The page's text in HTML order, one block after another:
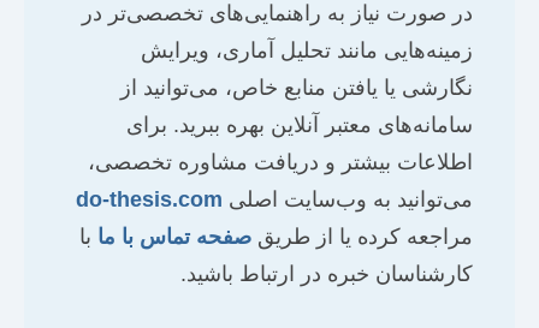
در صورت نیاز به راهنمایی‌های تخصصی‌تر در
زمینه‌هایی مانند تحلیل آماری، ویرایش
نگارشی یا یافتن منابع خاص، می‌توانید از
سامانه‌های معتبر آنلاین بهره ببرید. برای
اطلاعات بیشتر و دریافت مشاوره تخصصی،
می‌توانید به وب‌سایت اصلی do-thesis.com
مراجعه کرده یا از طریق صفحه تماس با ما با
کارشناسان خبره در ارتباط باشید.